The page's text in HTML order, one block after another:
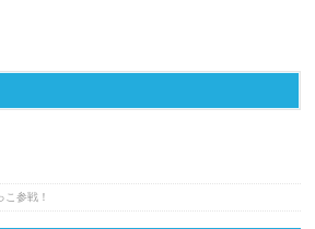
こ参戦！